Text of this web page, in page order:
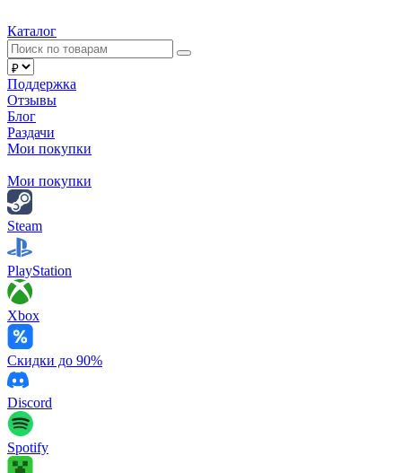
Каталог
Поддержка
Отзывы
Блог
Раздачи
Мои покупки
Мои покупки
Steam
PlayStation
Xbox
Скидки до 90%
Discord
Spotify